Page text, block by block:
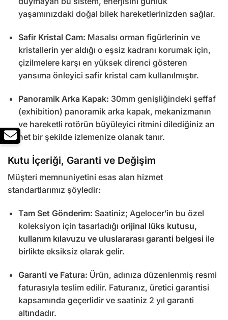
yaşamınızdaki doğal bilek hareketlerinizden sağlar.
Safir Kristal Cam: Masalsı orman figürlerinin ve
kristallerin yer aldığı o eşsiz kadranı korumak için,
çizilmelere karşı en yüksek direnci gösteren
yansıma önleyici safir kristal cam kullanılmıştır.
Panoramik Arka Kapak: 30mm genişliğindeki şeffaf
(exhibition) panoramik arka kapak, mekanizmanın
ve hareketli rotörün büyüleyici ritmini dilediğiniz an
net bir şekilde izlemenize olanak tanır.
Kutu İçeriği, Garanti ve Değişim
Müşteri memnuniyetini esas alan hizmet
standartlarımız şöyledir:
Tam Set Gönderim: Saatiniz; Agelocer’in bu özel
koleksiyon için tasarladığı orijinal lüks kutusu,
kullanım kılavuzu ve uluslararası garanti belgesiile
birlikte eksiksiz olarak gelir.
Garanti ve Fatura: Ürün, adınıza düzenlenmiş resmi
faturasıyla teslim edilir. Faturanız, üretici garantisi
kapsamında geçerlidir ve saatiniz 2 yıl garanti
altındadır.